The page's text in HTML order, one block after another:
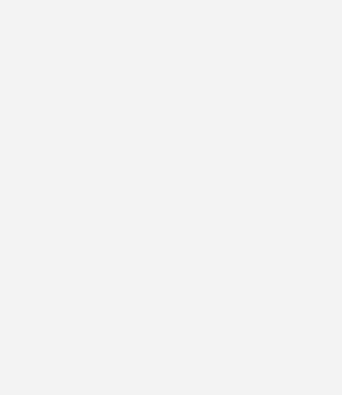
zur Einbindung von Heizung, Kühlung,
Raumtemperaturreglern,
Leckageschutz präsentiert. Kurzvorträge
und die Verknüpfung mit
Rahmenprogramm: